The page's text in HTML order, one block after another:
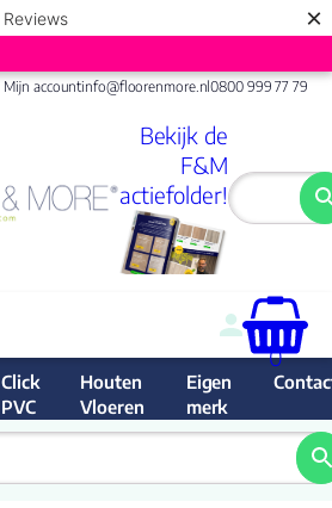
Reviews ×
Mijn accountinfo@floorenmore.nl0800 999 77 79
Bekijk de
F&M
actiefolder!
0
Click
PVC
Houten
Vloeren
Eigen
merk
9.6/10